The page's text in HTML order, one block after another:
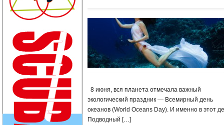
8 июня, вся планета отмечала важный
экологический праздник — Всемирный день
океанов (World Oceans Day). И именно в этот
Подводный […]